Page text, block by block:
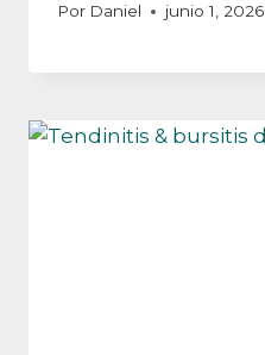
Por Daniel junio 1, 2026